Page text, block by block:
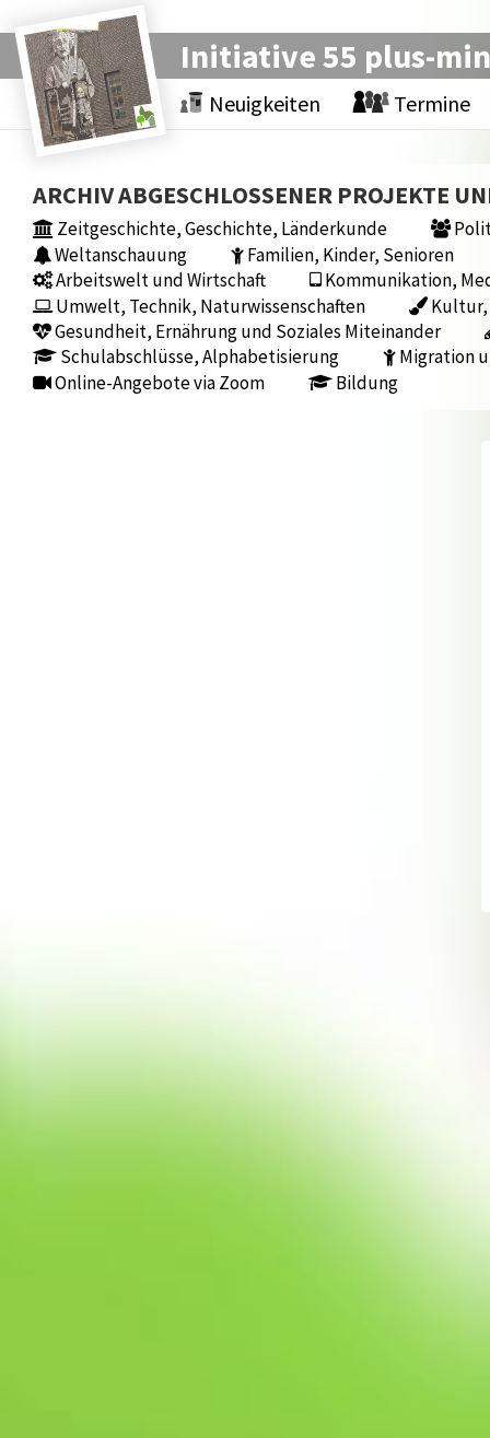
Initiative 55 plus-
Neuigkeiten Termine
ARCHIV ABGESCHLOSSENER PROJEKTE
Zeitgeschichte, Geschichte, Länderkunde
Weltanschauung
Familien, Kinder, Senioren
Arbeitswelt und Wirtschaft
Kommunikation,
Umwelt, Technik, Naturwissenschaften
Kultur,
Gesundheit, Ernährung und Soziales Miteinander
Schulabschlüsse, Alphabetisierung
Migration
Online-Angebote via Zoom
Bildung